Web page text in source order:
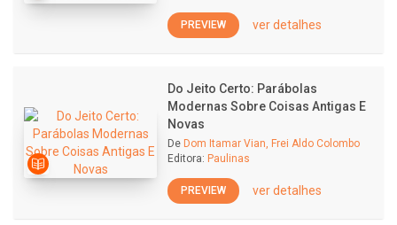
PREVIEW ver detalhes
Do Jeito Certo: Parábolas
Modernas Sobre Coisas Antigas E
Novas
De Dom Itamar Vian, Frei Aldo Colombo
Editora: Paulinas
PREVIEW ver detalhes